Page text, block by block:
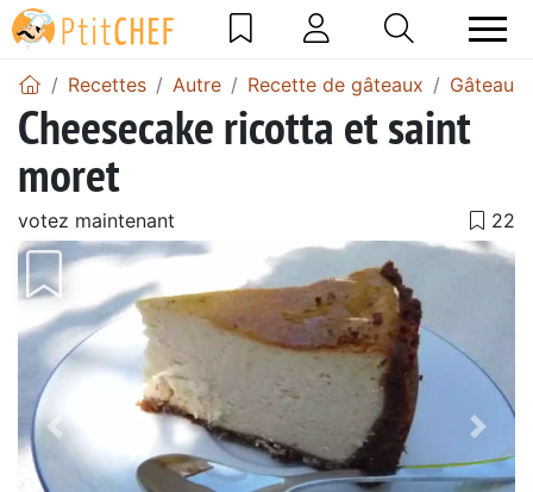
Recettes Autre Recette de gâteaux Gâteau
Cheesecake ricotta et saint
moret
votez maintenant
Précédent